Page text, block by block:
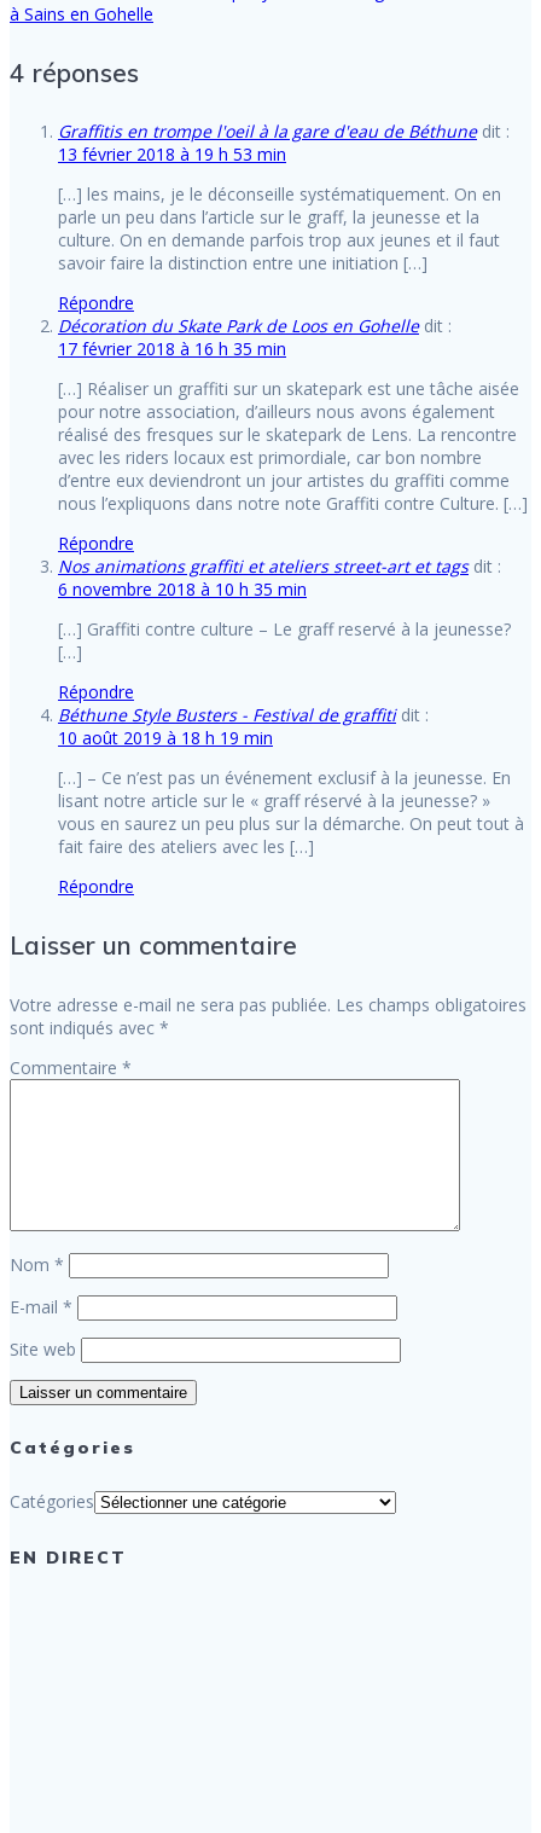
à Sains en Gohelle
4 réponses
Graffitis en trompe l'oeil à la gare d'eau de Béthune dit :
13 février 2018 à 19 h 53 min
[…] les mains, je le déconseille systématiquement. On en
parle un peu dans l’article sur le graff, la jeunesse et la
culture. On en demande parfois trop aux jeunes et il faut
savoir faire la distinction entre une initiation […]
Répondre
Décoration du Skate Park de Loos en Gohelle dit :
17 février 2018 à 16 h 35 min
[…] Réaliser un graffiti sur un skatepark est une tâche aisée
pour notre association, d’ailleurs nous avons également
réalisé des fresques sur le skatepark de Lens. La rencontre
avec les riders locaux est primordiale, car bon nombre
d’entre eux deviendront un jour artistes du graffiti comme
nous l’expliquons dans notre note Graffiti contre Culture. […]
Répondre
Nos animations graffiti et ateliers street-art et tags dit :
6 novembre 2018 à 10 h 35 min
[…] Graffiti contre culture – Le graff reservé à la jeunesse?
[…]
Répondre
Béthune Style Busters - Festival de graffiti dit :
10 août 2019 à 18 h 19 min
[…] – Ce n’est pas un événement exclusif à la jeunesse. En
lisant notre article sur le « graff réservé à la jeunesse? »
vous en saurez un peu plus sur la démarche. On peut tout à
fait faire des ateliers avec les […]
Répondre
Laisser un commentaire
Votre adresse e-mail ne sera pas publiée. Les champs obligatoires
sont indiqués avec *
Commentaire *
Nom *
E-mail *
Site web
Catégories
Catégories
EN DIRECT